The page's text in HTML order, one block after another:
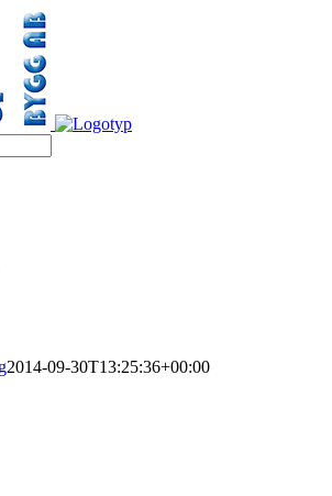
2014-09-30T13:25:36+00:00